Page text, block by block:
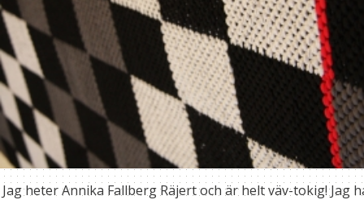
Jag heter Annika Fallberg Räjert och är helt väv-tokig! Jag